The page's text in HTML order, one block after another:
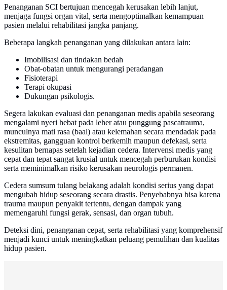
Penanganan SCI bertujuan mencegah kerusakan lebih lanjut,
menjaga fungsi organ vital, serta mengoptimalkan kemampuan
pasien melalui rehabilitasi jangka panjang.
Beberapa langkah penanganan yang dilakukan antara lain:
Imobilisasi dan tindakan bedah
Obat-obatan untuk mengurangi peradangan
Fisioterapi
Terapi okupasi
Dukungan psikologis.
Segera lakukan evaluasi dan penanganan medis apabila seseorang
mengalami nyeri hebat pada leher atau punggung pascatrauma,
munculnya mati rasa (baal) atau kelemahan secara mendadak pada
ekstremitas, gangguan kontrol berkemih maupun defekasi, serta
kesulitan bernapas setelah kejadian cedera. Intervensi medis yang
cepat dan tepat sangat krusial untuk mencegah perburukan kondisi
serta meminimalkan risiko kerusakan neurologis permanen.
Cedera sumsum tulang belakang adalah kondisi serius yang dapat
mengubah hidup seseorang secara drastis. Penyebabnya bisa karena
trauma maupun penyakit tertentu, dengan dampak yang
memengaruhi fungsi gerak, sensasi, dan organ tubuh.
Deteksi dini, penanganan cepat, serta rehabilitasi yang komprehensif
menjadi kunci untuk meningkatkan peluang pemulihan dan kualitas
hidup pasien.